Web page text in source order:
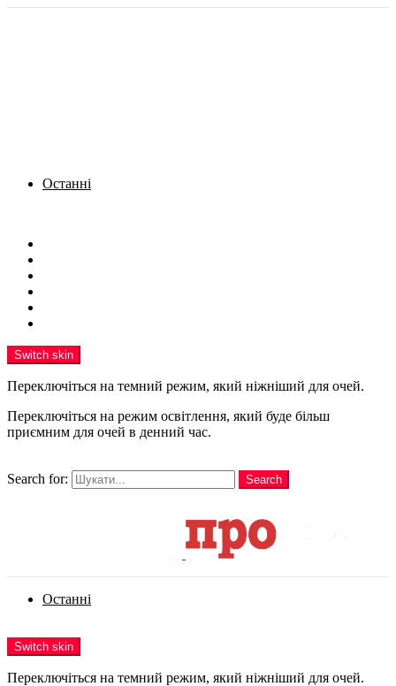
Останні
Switch skin
Переключіться на темний режим, який ніжніший для очей.
Переключіться на режим освітлення, який буде більш
приємним для очей в денний час.
Search for:
Search
Останні
Switch skin
Переключіться на темний режим, який ніжніший для очей.